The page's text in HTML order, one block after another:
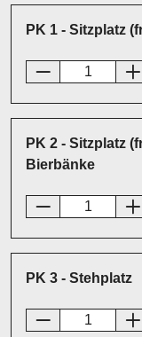
PK 1 - Sitzplatz
PK 2 - Sitzplatz
Bierbänke
PK 3 - Stehplatz